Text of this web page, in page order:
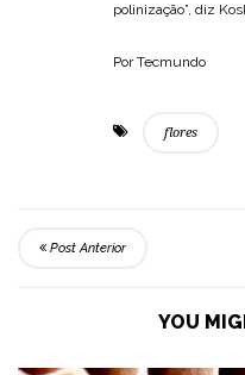
polinização”, diz
Por Tecmundo
flores
Post Anterior
YOU